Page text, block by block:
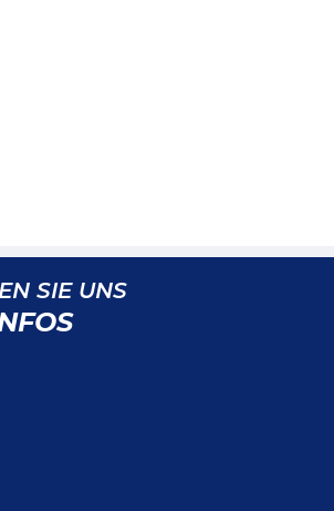
SIE UNS